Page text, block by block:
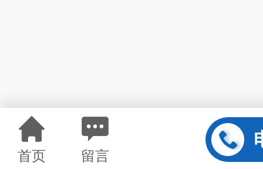
首页 留言